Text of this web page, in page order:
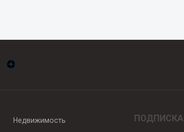
Недвижимость ПОДПИСКА